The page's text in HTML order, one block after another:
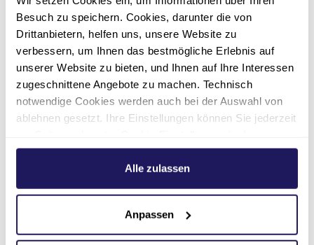
Besuch zu speichern. Cookies, darunter die von
Drittanbietern, helfen uns, unsere Website zu
verbessern, um Ihnen das bestmögliche Erlebnis auf
unserer Website zu bieten, und Ihnen auf Ihre Interessen
zugeschnittene Angebote zu machen. Technisch
notwendige Cookies werden auch bei der Auswahl von
ablehnen gesetzt. Ihre Einstellungen können Sie jederzeit
Weitere Informationen hierzu finden Sie in unserer
.
Alle zulassen
Anpassen
Pflege- und Wohneinrichtungen sowie
Hospize
Wohnen und Teilhabeangebote für
Menschen mit Behinderungen
Kinder-, Jugend- und Familienhilfe
Arbeit, Beschäftigung und Soziales
Ausbildung in der Gesundheits- und
Sozialberufen
Dienstleistungen für Gesundheits- und
Sozialeinrichtungen